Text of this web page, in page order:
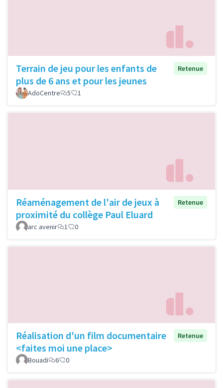
Terrain de jeu pour les enfants de
plus de 6 ans et pour les jeunes
Retenue
AdoCentre 5 1
Réaménagement de l'air de jeux à
proximité du collège Paul Eluard
Retenue
arc avenir 1 0
Réalisation d'un film documentaire
<faites moi une place>
Retenue
Bouadi 6 0